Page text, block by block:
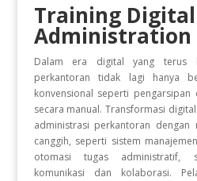
Training
Administration
Dalam era digital yang terus
perkantoran tidak lagi hanya
konvensional seperti
secara manual. Transformasi
administrasi perkantoran dengan
canggih, seperti sistem
otomasi tugas administratif,
komunikasi dan kolaborasi.